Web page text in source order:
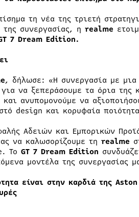
τη νέα της τριετή
συνεργασίας, η realme
7 Dream Edition.
, δήλωσε: «Η συνεργασία με
να ξεπεράσουμε τα όρια
ανυπομονούμε να
design και κορυφαία
Αδειών και Εμπορικών
να καλωσορίζουμε τη realme
Το GT 7 Dream Edition
μοντέλα της συνεργασίας
είναι στην καρδιά της Aston